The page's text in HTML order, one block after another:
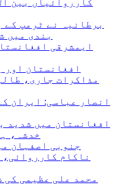
کارروائیاں بین
برطانیہ نے ٹرمپ کے
بندی میں
ایمشرقی
افغانستان اور
مذاکرات جاری،
انصار عباسی: ایران
افغانستان میں شدید
خدشہ،
جنوبی اصفہان
ناکام کارروائی،
محمد علی عظیمی کی